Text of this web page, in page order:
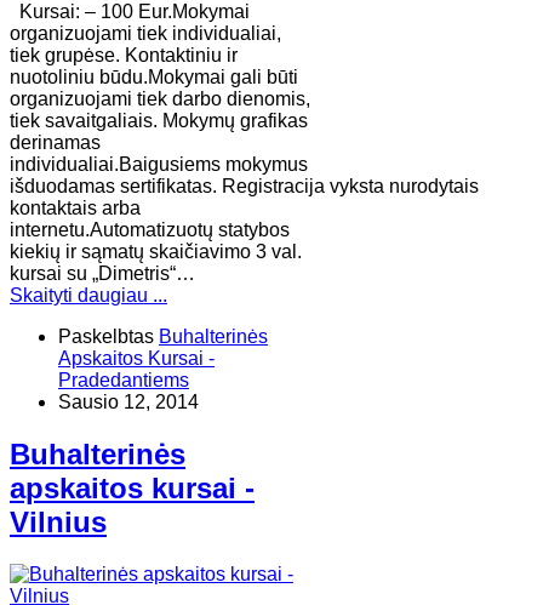
Kursai: – 100 Eur.Mokymai
organizuojami tiek individualiai,
tiek grupėse. Kontaktiniu ir
nuotoliniu būdu.Mokymai gali būti
organizuojami tiek darbo dienomis,
tiek savaitgaliais. Mokymų grafikas
derinamas
individualiai.Baigusiems mokymus
išduodamas sertifikatas. Registracija vyksta nurodytais
kontaktais arba
internetu.Automatizuotų statybos
kiekių ir sąmatų skaičiavimo 3 val.
kursai su „Dimetris“…
Skaityti daugiau ...
Paskelbtas Buhalterinės
Apskaitos Kursai -
Pradedantiems
Sausio 12, 2014
Buhalterinės
apskaitos kursai -
Vilnius